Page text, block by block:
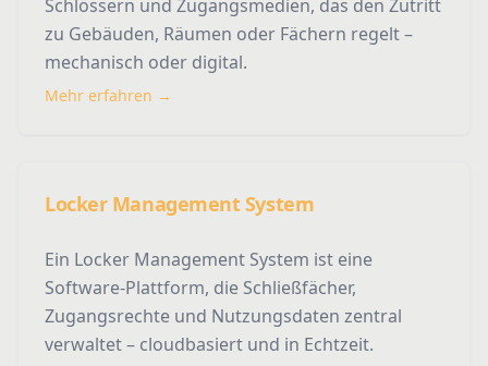
Schlössern und Zugangsmedien, das den Zutritt
zu Gebäuden, Räumen oder Fächern regelt –
mechanisch oder digital.
Mehr erfahren →
Locker Management System
Ein Locker Management System ist eine
Software-Plattform, die Schließfächer,
Zugangsrechte und Nutzungsdaten zentral
verwaltet – cloudbasiert und in Echtzeit.